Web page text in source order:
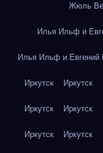
Жюль
Илья Ильф и
Илья Ильф и Евгений
Иркутск Иркутск
Иркутск Иркутск
Иркутск Иркутск